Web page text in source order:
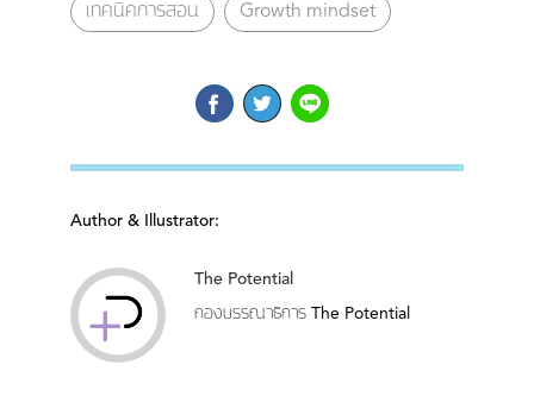
เทคนิคการสอน Growth mindset
Author & Illustrator:
The Potential
กองบรรณาธิการ The Potential